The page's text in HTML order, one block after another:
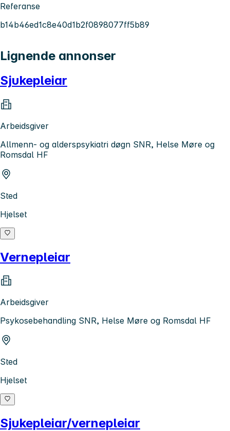
Referanse
b14b46ed1c8e40d1b2f0898077ff5b89
Lignende annonser
Sjukepleiar
Arbeidsgiver
Allmenn- og alderspsykiatri døgn SNR, Helse Møre og
Romsdal HF
Sted
Hjelset
Vernepleiar
Arbeidsgiver
Psykosebehandling SNR, Helse Møre og Romsdal HF
Sted
Hjelset
Sjukepleiar/vernepleiar